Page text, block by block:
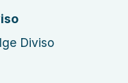
Diviso